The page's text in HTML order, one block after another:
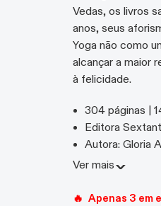
Vedas, os livros
anos, seus
Yoga não como
alcançar a maior
à felicidade.
🔥 Apenas 3 em
304 páginas |
Editora
Autora: Gloria
Livro Impresso,
Ver mais